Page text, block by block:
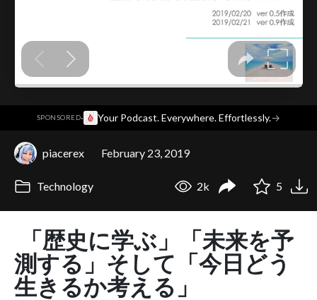
SPONSORED· Your Podcast. Everywhere. Effortlessly.→
piacerex February 23, 2019
Technology 2k 5
「歴史に学ぶ」「未来を予
測する」そして「今日どう
生きるか考える」